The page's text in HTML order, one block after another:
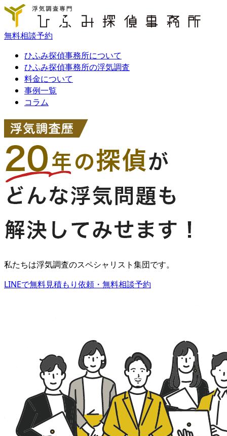
無料相談予約
ひふみ探偵事務所について
ひふみ探偵事務所の浮気調査
料金について
事例一覧
コラム
私たちは浮気調査のスペシャリスト集団です。
LINEで無料見積もり依頼・無料相談予約